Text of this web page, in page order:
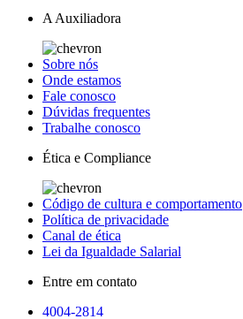
A Auxiliadora
Sobre nós
Onde estamos
Fale conosco
Dúvidas frequentes
Trabalhe conosco
Ética e Compliance
Código de cultura e comportamento
Política de privacidade
Canal de ética
Lei da Igualdade Salarial
Entre em contato
4004-2814